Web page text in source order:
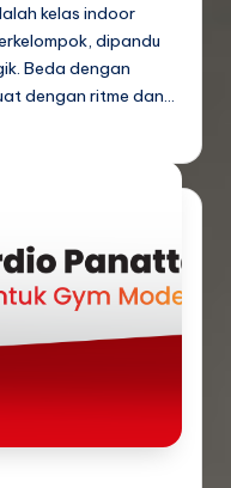
kelas indoor
dipandu
Beda dengan
dengan ritme dan…